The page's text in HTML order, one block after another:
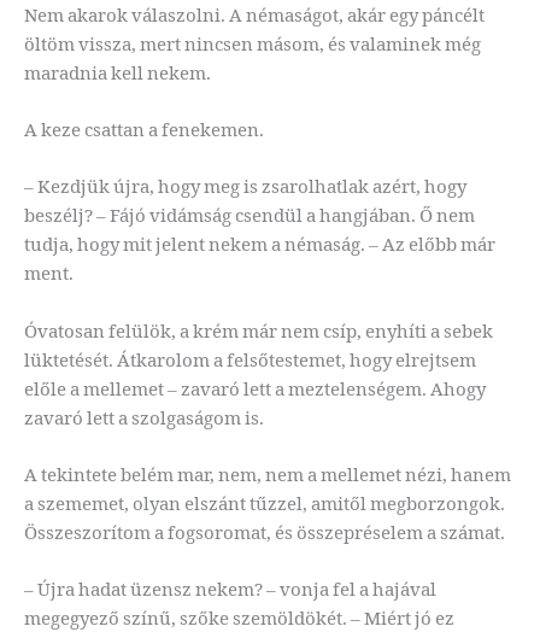
Nem akarok válaszolni. A némaságot, akár egy páncélt
öltöm vissza, mert nincsen másom, és valaminek még
maradnia kell nekem.
A keze csattan a fenekemen.
– Kezdjük újra, hogy meg is zsarolhatlak azért, hogy
beszélj? – Fájó vidámság csendül a hangjában. Ő nem
tudja, hogy mit jelent nekem a némaság. – Az előbb már
ment.
Óvatosan felülök, a krém már nem csíp, enyhíti a sebek
lüktetését. Átkarolom a felsőtestemet, hogy elrejtsem
előle a mellemet – zavaró lett a meztelenségem. Ahogy
zavaró lett a szolgaságom is.
A tekintete belém mar, nem, nem a mellemet nézi, hanem
a szememet, olyan elszánt tűzzel, amitől megborzongok.
Összeszorítom a fogsoromat, és összepréselem a számat.
– Újra hadat üzensz nekem? – vonja fel a hajával
megegyező színű, szőke szemöldökét. – Miért jó ez